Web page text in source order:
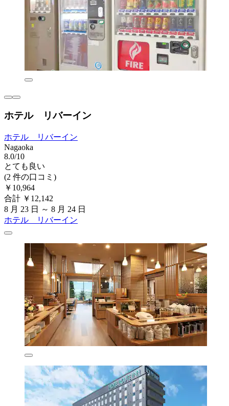
ホテル リバーイン
ホテル リバーイン
Nagaoka
8.0/10
とても良い
(2 件の口コミ)
￥10,964
合計 ￥12,142
8 月 23 日 ～ 8 月 24 日
ホテル リバーイン